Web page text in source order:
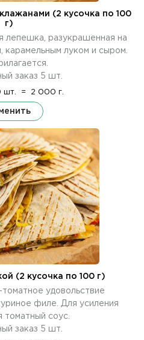
(2 кусочка по 100
г)
лепешка, разукрашенная на
карамельным луком и сыром.
заказ 5 шт.
шт. = 2 000 г.
(2 кусочка по 100 г)
удовольствие
филе. Для усиления
томатный соус.
заказ 5 шт.